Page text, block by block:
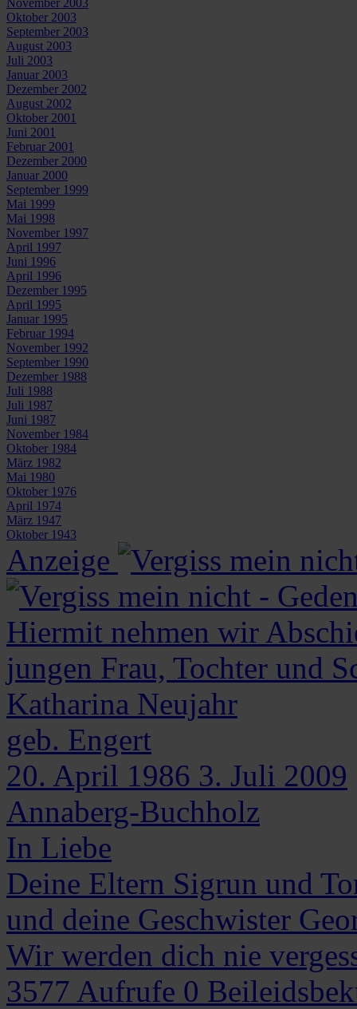
Oktober 2003
September 2003
August 2003
Juli 2003
Januar 2003
Dezember 2002
August 2002
Oktober 2001
Juni 2001
Februar 2001
Dezember 2000
Januar 2000
September 1999
Mai 1999
Mai 1998
November 1997
April 1997
Juni 1996
April 1996
Dezember 1995
April 1995
Januar 1995
Februar 1994
November 1992
September 1990
Dezember 1988
Juli 1988
Juli 1987
Juni 1987
November 1984
Oktober 1984
März 1982
Mai 1980
Oktober 1976
April 1974
März 1947
Oktober 1943
Anzeige
Hiermit nehmen wir
jungen Frau, Tochter und
Katharina Neujahr
geb. Engert
20. April 1986 3. Juli 2009
Annaberg-Buchholz
In Liebe
Deine Eltern Sigrun und
und deine Geschwister
Wir werden dich nie
3577 Aufrufe 0